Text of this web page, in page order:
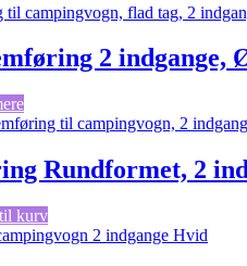
2 indgange,
Rundformet, 2
kurv